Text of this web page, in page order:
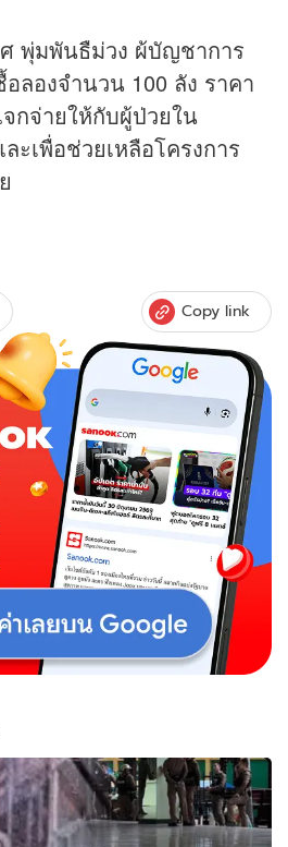
พุ่มพันธืม่วง ผ้บัญชาการ
ลองจำนวน 100 ลัง ราคา
กจ่ายให้กับผู้ป่วยใน
ะเพื่อช่วยเหลือโครงการ
Copy link